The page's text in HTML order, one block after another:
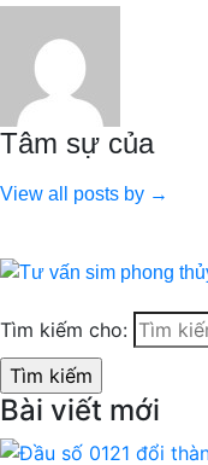
Tâm sự của
View all posts by →
Tìm kiếm cho:
Bài viết mới